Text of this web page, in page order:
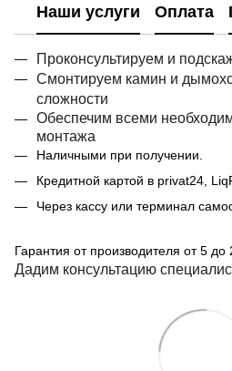
Наши услуги Оплата
Проконсультируем и
Смонтируем камин и
сложности
Обеспечим всеми
монтажа
Наличными при получении.
Кредитной картой в privat24,
Через кассу или терминал
Гарантия от производителя от 5 до
Дадим консультацию